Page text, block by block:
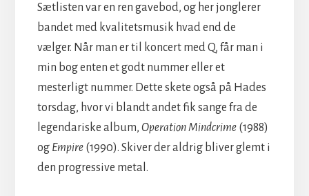
Sætlisten var en ren gavebod, og her jonglerer
bandet med kvalitetsmusik hvad end de
vælger. Når man er til koncert med Q, får man i
min bog enten et godt nummer eller et
mesterligt nummer. Dette skete også på Hades
torsdag, hvor vi blandt andet fik sange fra de
legendariske album, Operation Mindcrime(1988)
og Empire(1990). Skiver der aldrig bliver glemt i
den progressive metal.